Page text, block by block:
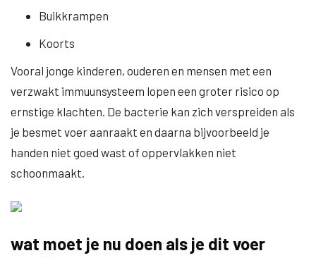
Buikkrampen
Koorts
Vooral jonge kinderen, ouderen en mensen met een
verzwakt immuunsysteem lopen een groter risico op
ernstige klachten. De bacterie kan zich verspreiden als
je besmet voer aanraakt en daarna bijvoorbeeld je
handen niet goed wast of oppervlakken niet
schoonmaakt.
wat moet je nu doen als je dit voer